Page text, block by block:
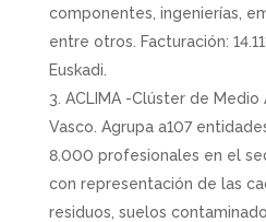
componentes, ingenierías,
entre otros. Facturación:
Euskadi.
ACLIMA -Clúster de
Vasco. Agrupa a107
8.000 profesionales en el
con representación de las
residuos, suelos